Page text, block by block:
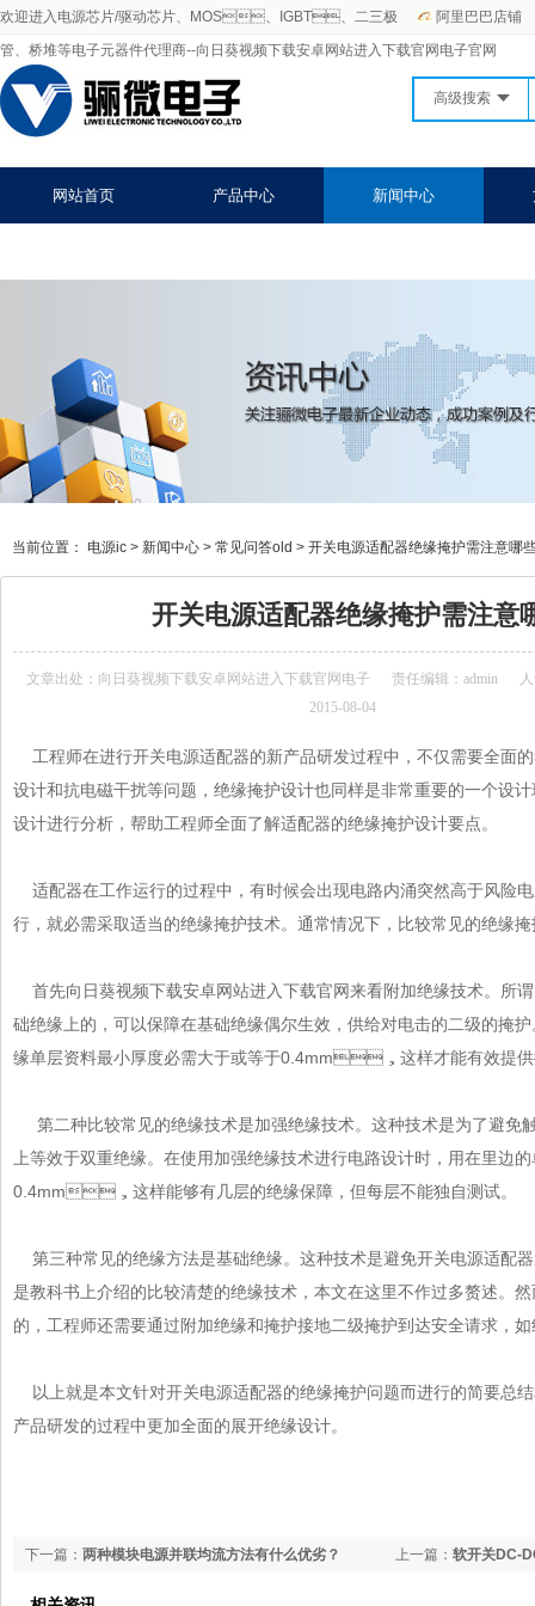
阿里巴巴店铺
欢迎进入电源芯片/驱动芯片、MOS、IGBT、二三极
管、桥堆等电子元器件代理商--向日葵视频下载安卓网站进入下载官网电子官网
高级搜索
网站首页 产品中心 新闻中心
当前位置： 电源ic > 新闻中心 > 常见问答old > 开关电源适配器绝缘掩护需注意哪些问
开关电源适配器绝缘掩护需注意哪
文章出处： 向日葵视频下载安卓网站进入下载官网电子 责任编辑：admin
人
2015-08-04
工程师在进行开关电源适配器的新产品研发过程中，不仅需要全面的考
设计和抗电磁干扰等问题，绝缘掩护设计也同样是非常重要的一个设计环
设计进行分析，帮助工程师全面了解适配器的绝缘掩护设计要点。
适配器在工作运行的过程中，有时候会出现电路内涌突然高于风险
行，就必需采取适当的绝缘掩护技术。通常情况下，比较常见的绝
首先向日葵视频下载安卓网站进入下载官网来看附加绝缘技术。所
础绝缘上的，可以保障在基础绝缘偶尔生效，供给对电击的二级的掩护
缘单层资料最小厚度必需大于或等于0.4mm，这样才能有效提供掩
第二种比较常见的绝缘技术是加强绝缘技术。这种技术是为了避免
上等效于双重绝缘。在使用加强绝缘技术进行电路设计时，用在里
0.4mm，这样能够有几层的绝缘保障，但每层不能独自测试。
第三种常见的绝缘方法是基础绝缘。这种技术是避免开关电源适配器
是教科书上介绍的比较清楚的绝缘技术，本文在这里不作过多赘述。
的，工程师还需要通过附加绝缘和掩护接地二级掩护到达安全请求，如
以上就是本文针对开关电源适配器的绝缘掩护问题而进行的简要总结
产品研发的过程中更加全面的展开绝缘设计。
上一篇： 软开关DC-
下一篇： 两种模块电源并联均流方法有什么优劣？